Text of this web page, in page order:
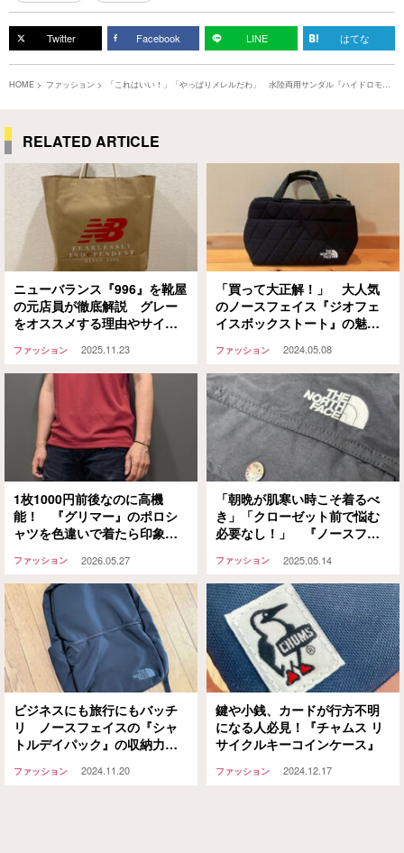
Twitter Facebook LINE はてな
HOME ファッション
「これはいい！」「やっぱりメレルだわ」 水陸両用サンダル『ハイドロモッ
RELATED ARTICLE
ニューバランス『996』を靴屋
の元店員が徹底解説 グレー
をオススメする理由やサイズ
ファッション 2025.11.23
「買って大正解！」 大人気
のノースフェイス『ジオフェ
イスボックストート』の魅力
ファッション 2024.05.08
1枚1000円前後なのに高機
能！ 『グリマー』のポロシ
ャツを色違いで着たら印象が
ファッション 2026.05.27
「朝晩が肌寒い時こそ着るべ
き」「クローゼット前で悩む
必要なし！」 『ノースフェ
バツグンだった！
ファッション 2025.05.14
ビジネスにも旅行にもバッチ
リ ノースフェイスの『シャ
トルデイパック』の収納力に
ファッション 2024.11.20
鍵や小銭、カードが行方不明
になる人必見！『チャムス リ
サイクルキーコインケース』
ファッション 2024.12.17